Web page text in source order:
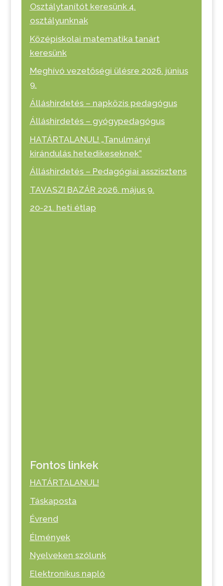
Osztálytanítót keresünk 4.
osztályunknak
Középiskolai matematika tanárt
keresünk
Meghívó vezetőségi ülésre 2026. június
9.
Álláshirdetés – napközis pedagógus
Álláshirdetés – gyógypedagógus
HATÁRTALANUL! „Tanulmányi
kirándulás hetedikeseknek”
Álláshirdetés – Pedagógiai asszisztens
TAVASZI BAZÁR 2026. május 9.
20-21. heti étlap
Fontos linkek
HATÁRTALANUL!
Táskaposta
Évrend
Élmények
Nyelveken szólunk
Elektronikus napló